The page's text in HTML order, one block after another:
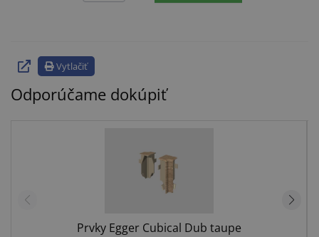
Vytlačiť
Odporúčame dokúpiť
Prvky Egger Cubical Dub taupe